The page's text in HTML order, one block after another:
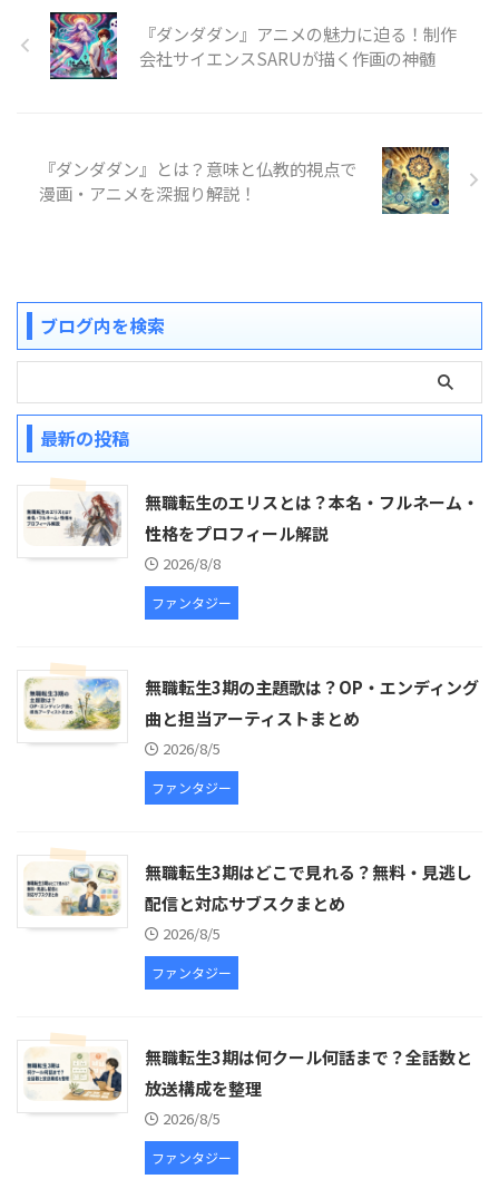
『ダンダダン』アニメの魅力に迫る！制作
会社サイエンスSARUが描く作画の神髄
『ダンダダン』とは？意味と仏教的視点で
漫画・アニメを深掘り解説！
ブログ内を検索
最新の投稿
無職転生のエリスとは？本名・フルネーム・
性格をプロフィール解説
2026/8/8
ファンタジー
無職転生3期の主題歌は？OP・エンディング
曲と担当アーティストまとめ
2026/8/5
ファンタジー
無職転生3期はどこで見れる？無料・見逃し
配信と対応サブスクまとめ
2026/8/5
ファンタジー
無職転生3期は何クール何話まで？全話数と
放送構成を整理
2026/8/5
ファンタジー